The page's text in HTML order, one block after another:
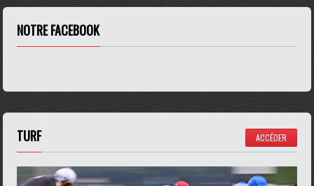
NOTRE FACEBOOK
TURF ACCÉDER